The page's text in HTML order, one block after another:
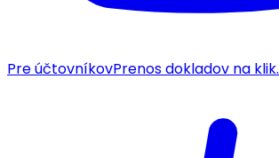
Pre účtovníkovPrenos dokladov na klik.